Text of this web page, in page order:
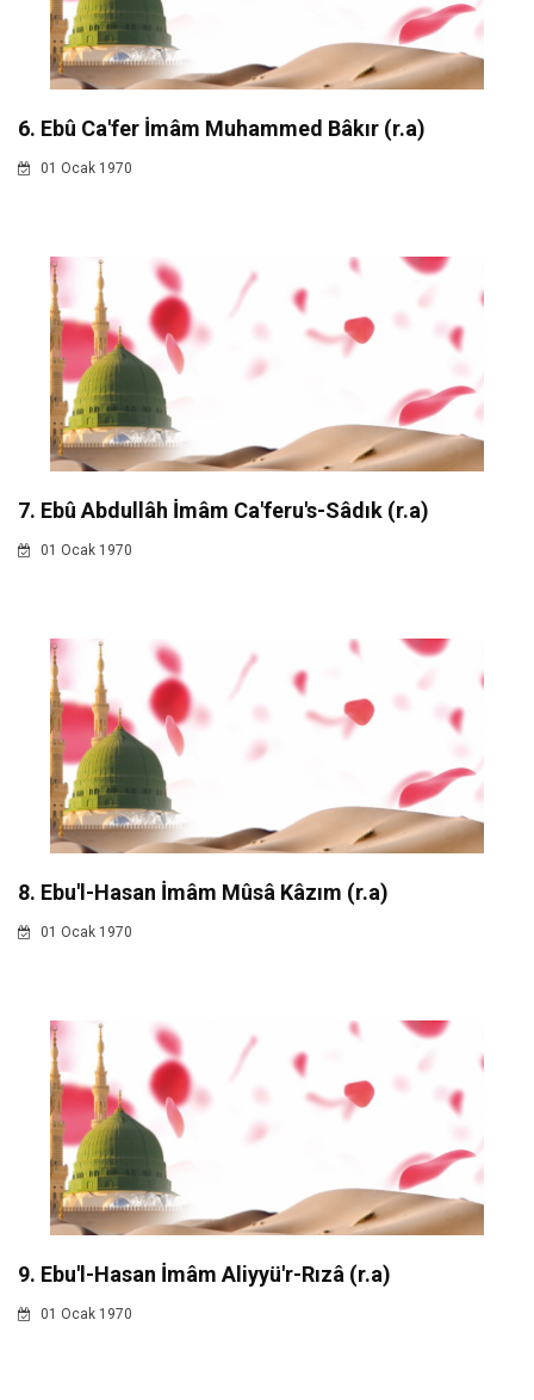
6. Ebû Ca'fer İmâm Muhammed Bâkır (r.a)
01 Ocak 1970
7. Ebû Abdullâh İmâm Ca'feru's-Sâdık (r.a)
01 Ocak 1970
8. Ebu'l-Hasan İmâm Mûsâ Kâzım (r.a)
01 Ocak 1970
9. Ebu'l-Hasan İmâm Aliyyü'r-Rızâ (r.a)
01 Ocak 1970